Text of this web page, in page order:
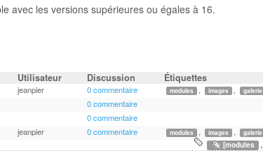
avec les versions supérieures ou égales à 16.
Utilisateur Discussion Étiquettes
jeanpier 0 commentaire modules , images , galerie
0 commentaire
0 commentaire
jeanpier 0 commentaire modules images galerie
[modules ,